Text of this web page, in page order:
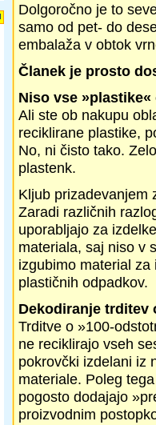
Dolgoročno je to
samo od pet- do
embalaža v obtok
Članek je prosto
Niso vse »plastike«
Ali ste ob nakupu
reciklirane plastike,
No, ni čisto tako.
plastenk.
Kljub prizadevanjem
Zaradi različnih
uporabljajo za
materiala, saj niso v
izgubimo material
plastičnih odpadkov.
Dekodiranje trditev
Trditve o »100-
ne reciklirajo vseh
pokrovčki izdelani iz
materiale. Poleg
pogosto dodajajo
proizvodnim